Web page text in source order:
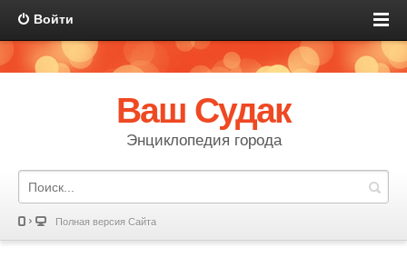
Войти
Ваш Судак
Энциклопедия города
Полная версия Сайта